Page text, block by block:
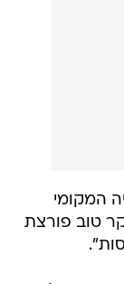
המקומי
טוב פורצת